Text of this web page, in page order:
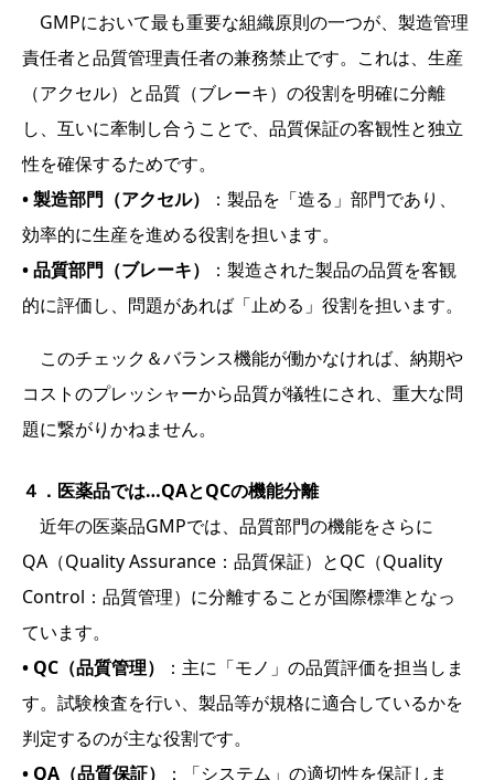
GMPにおいて最も重要な組織原則の一つが、製造管理
責任者と品質管理責任者の兼務禁止です。これは、生産
（アクセル）と品質（ブレーキ）の役割を明確に分離
し、互いに牽制し合うことで、品質保証の客観性と独立
性を確保するためです。
• 製造部門（アクセル）
：製品を「造る」部門であり、
効率的に生産を進める役割を担います。
• 品質部門（ブレーキ）
：製造された製品の品質を客観
的に評価し、問題があれば「止める」役割を担います。
このチェック＆バランス機能が働かなければ、納期や
コストのプレッシャーから品質が犠牲にされ、重大な問
題に繋がりかねません。
４．医薬品では…QAとQCの機能分離
近年の医薬品GMPでは、品質部門の機能をさらに
QA（Quality Assurance：品質保証）とQC（Quality
Control：品質管理）に分離することが国際標準となっ
ています。
• QC（品質管理）
：主に「モノ」の品質評価を担当しま
す。試験検査を行い、製品等が規格に適合しているかを
判定するのが主な役割です。
• QA（品質保証）
：「システム」の適切性を保証しま